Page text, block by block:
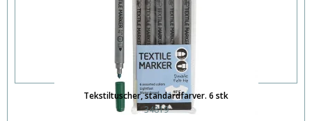
Tekstiltuscher, standardfarver. 6 stk
34819